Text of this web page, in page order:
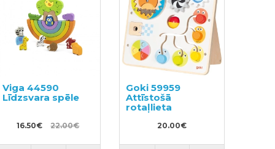
Viga 44590
Līdzsvara spēle
16.50€ 22.00€
Goki 59959
Attīstošā
rotaļlieta
20.00€